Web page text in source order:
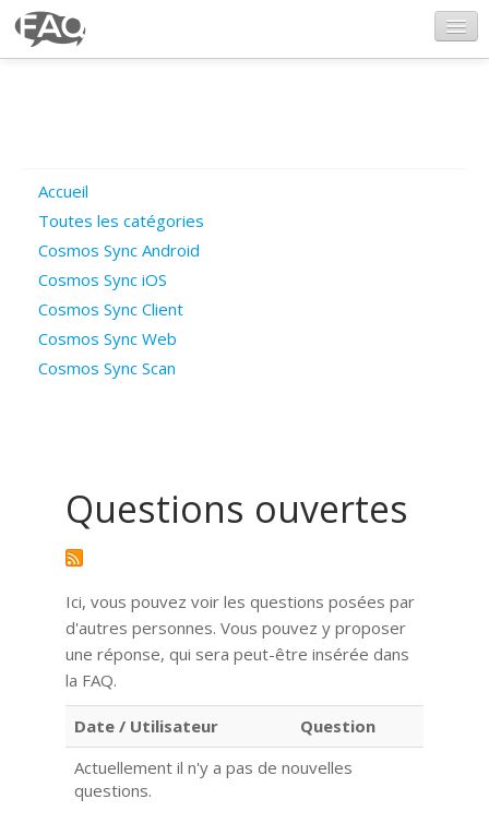
Poser une question
Questions ouvertes
Connexion
Accueil
Toutes les catégories
Cosmos Sync Android
Cosmos Sync iOS
Cosmos Sync Client
Cosmos Sync Web
Cosmos Sync Scan
Questions ouvertes
Ici, vous pouvez voir les questions posées par
d'autres personnes. Vous pouvez y proposer
une réponse, qui sera peut-être insérée dans
la FAQ.
Date / Utilisateur
Question
Actuellement il n'y a pas de nouvelles
questions.